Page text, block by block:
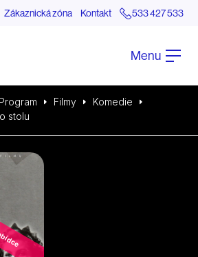
Zákaznická zóna Kontakt 533 427 533
Menu
Program Filmy
Komedie
stolu